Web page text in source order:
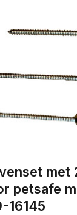
met
petsafe
16145